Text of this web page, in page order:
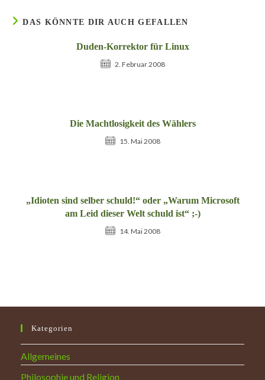
DAS KÖNNTE DIR AUCH GEFALLEN
Duden-Korrektor für Linux
2. Februar 2008
Die Machtlosigkeit des Wählers
15. Mai 2008
„Idioten sind selber schuld!“ oder „Warum Microsoft
am Leid dieser Welt schuld ist“ ;-)
14. Mai 2008
Kategorien
Allgemeines
Philosophie und Religion